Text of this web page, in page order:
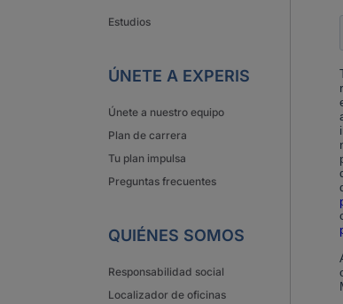
Estudios
ÚNETE A EXPERIS
Únete a nuestro equipo
Plan de carrera
Tu plan impulsa
Preguntas frecuentes
QUIÉNES SOMOS
Responsabilidad social
Localizador de oficinas